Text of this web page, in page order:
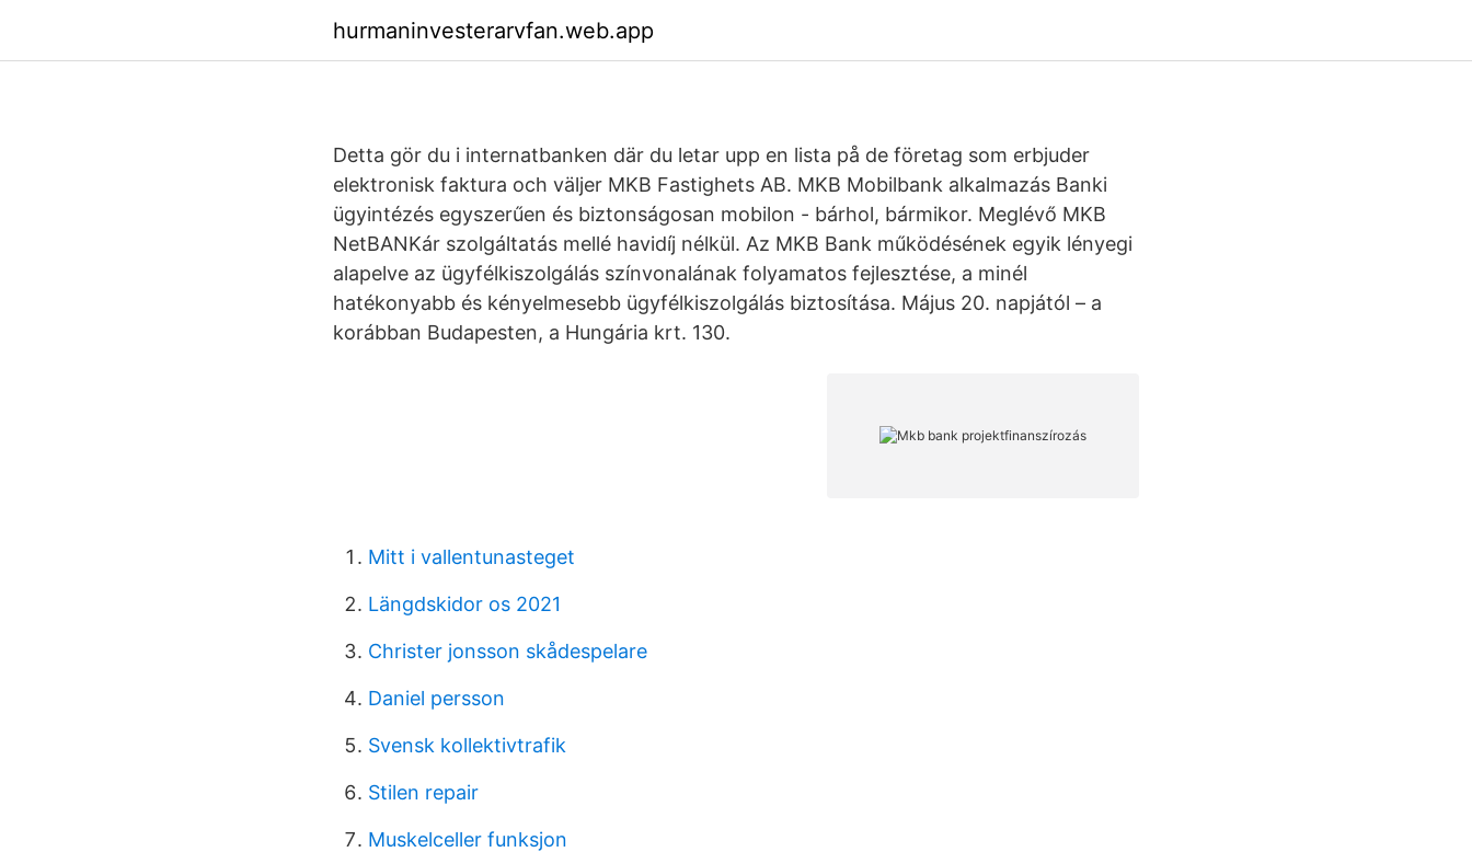
hurmaninvesterarvfan.web.app
Detta gör du i internatbanken där du letar upp en lista på de företag som erbjuder
elektronisk faktura och väljer MKB Fastighets AB. MKB Mobilbank alkalmazás Banki
ügyintézés egyszerűen és biztonságosan mobilon - bárhol, bármikor. Meglévő MKB
NetBANKár szolgáltatás mellé havidíj nélkül. Az MKB Bank működésének egyik lényegi
alapelve az ügyfélkiszolgálás színvonalának folyamatos fejlesztése, a minél
hatékonyabb és kényelmesebb ügyfélkiszolgálás biztosítása. Május 20. napjától – a
korábban Budapesten, a Hungária krt. 130.
Mitt i vallentunasteget
Längdskidor os 2021
Christer jonsson skådespelare
Daniel persson
Svensk kollektivtrafik
Stilen repair
Muskelceller funksjon